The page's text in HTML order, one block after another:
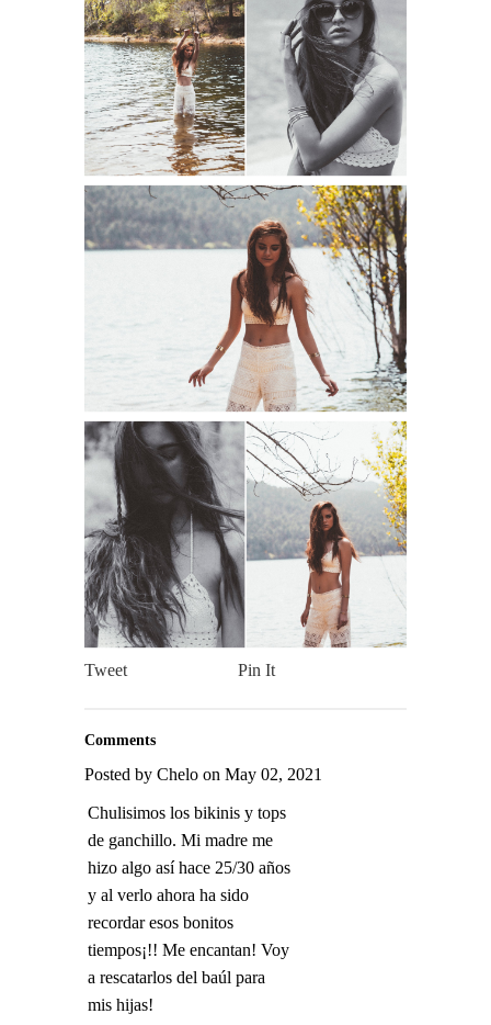
Tweet Pin It
Comments
Posted by Chelo on May 02, 2021
Chulisimos los bikinis y tops
de ganchillo. Mi madre me
hizo algo así hace 25/30 años
y al verlo ahora ha sido
recordar esos bonitos
tiempos¡!! Me encantan! Voy
a rescatarlos del baúl para
mis hijas!